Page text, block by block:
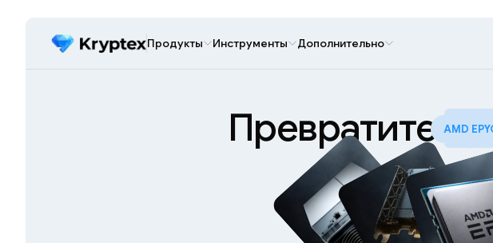
Продукты Инструменты Дополнительно
Превратите